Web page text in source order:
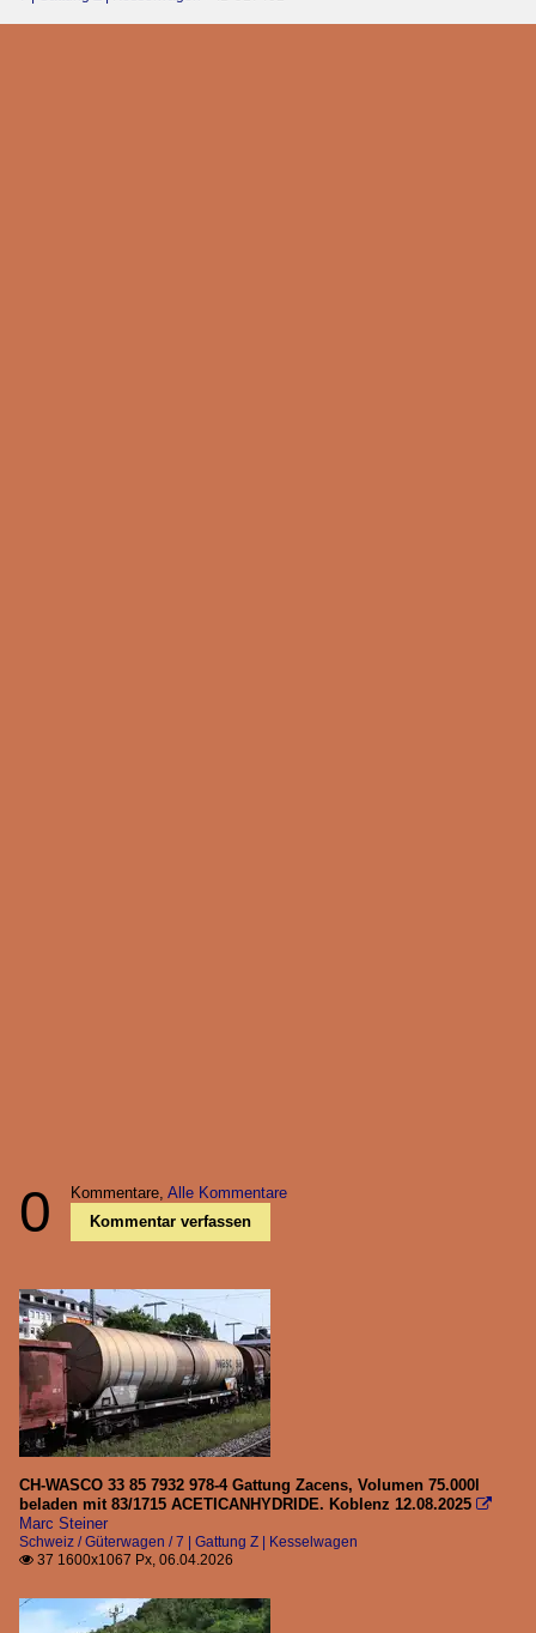
0 Kommentare, Alle Kommentare
Kommentar verfassen
CH-WASCO 33 85 7932 978-4 Gattung Zacens, Volumen 75.000l
beladen mit 83/1715 ACETICANHYDRIDE. Koblenz 12.08.2025 
Marc Steiner
Schweiz / Güterwagen / 7 | Gattung Z | Kesselwagen
 37 1600x1067 Px, 06.04.2026